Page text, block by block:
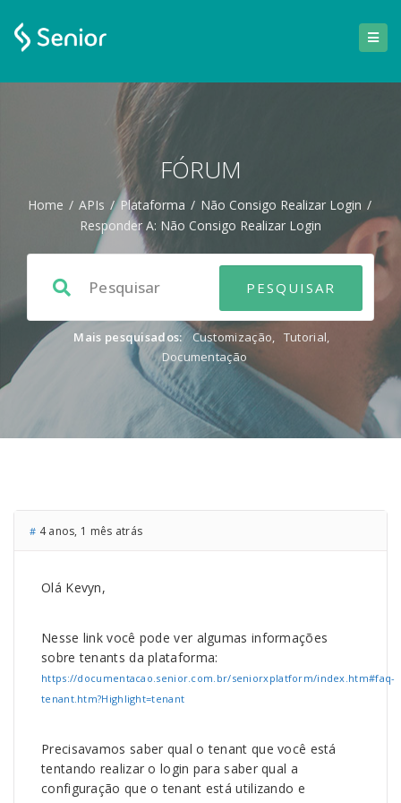
FÓRUM
Home / APIs / Plataforma / Não Consigo Realizar Login /
Responder A: Não Consigo Realizar Login
Mais pesquisados: Customização, Tutorial,
Documentação
# 4 anos, 1 mês atrás
Olá Kevyn,
Nesse link você pode ver algumas informações
sobre tenants da plataforma:
https://documentacao.senior.com.br/seniorxplatform/index.htm#faq-
tenant.htm?Highlight=tenant
Precisavamos saber qual o tenant que você está
tentando realizar o login para saber qual a
configuração que o tenant está utilizando e